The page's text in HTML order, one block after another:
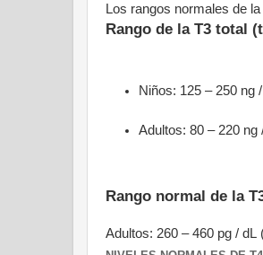
Los rangos normales de
Rango de la T3 total
Niños: 125 – 250 ng
Adultos: 80 – 220 ng
Rango normal de la
Adultos: 260 – 460 pg / dL